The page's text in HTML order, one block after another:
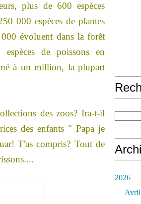
plus de 600 espèces
000 espèces de plantes
évoluent dans la forêt
de poissons en
à un million, la plupart
des zoos? Ira-t-il
des enfants " Papa je
T'as compris? Tout de
2026
Avril